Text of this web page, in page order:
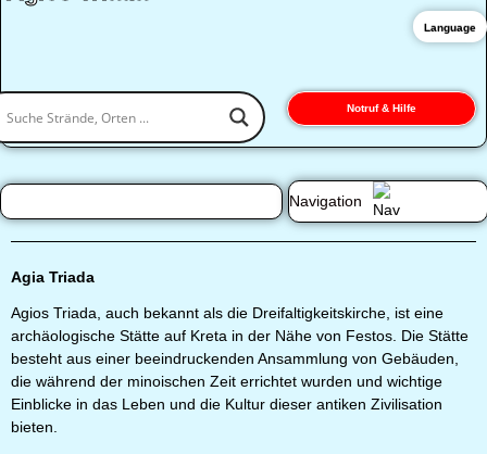
Notruf & Hilfe
Navigation
Agia Triada
Agios Triada, auch bekannt als die Dreifaltigkeitskirche, ist eine
archäologische Stätte auf Kreta in der Nähe von Festos. Die Stätte
besteht aus einer beeindruckenden Ansammlung von Gebäuden,
die während der minoischen Zeit errichtet wurden und wichtige
Einblicke in das Leben und die Kultur dieser antiken Zivilisation
bieten.
Language